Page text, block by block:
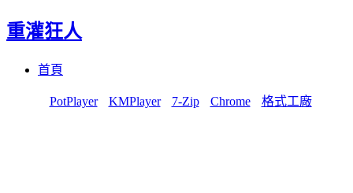
重灌狂人
首頁
PotPlayer KMPlayer 7-Zip Chrome 格式工廠